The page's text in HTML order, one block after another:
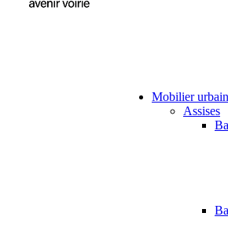
Mobilier
Assises